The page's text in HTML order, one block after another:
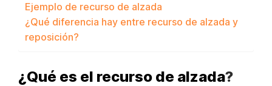
Ejemplo de recurso de alzada
¿Qué diferencia hay entre recurso de alzada y
reposición?
¿Qué es el recurso de alzada?